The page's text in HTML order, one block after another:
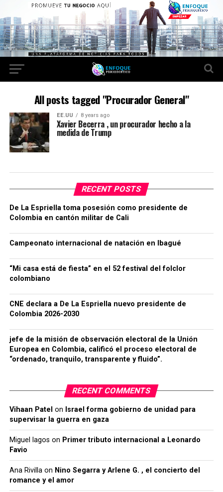
All posts tagged "Procurador General"
EE.UU 8 years ago
Xavier Becerra , un procurador hecho a la
medida de Trump
RECENT POSTS
De La Espriella toma posesión como presidente de
Colombia en cantón militar de Cali
Campeonato internacional de natación en Ibagué
“Mi casa está de fiesta” en el 52 festival del folclor
colombiano
CNE declara a De La Espriella nuevo presidente de
Colombia 2026-2030
jefe de la misión de observación electoral de la Unión
Europea en Colombia, calificó el proceso electoral de
“ordenado, tranquilo, transparente y fluido”.
RECENT COMMENTS
Vihaan Patel on Israel forma gobierno de unidad para
supervisar la guerra en gaza
Miguel lagos on Primer tributo internacional a Leonardo
Favio
Ana Rivillaon Nino Segarra y Arlene G. , el concierto del
romance y el amor